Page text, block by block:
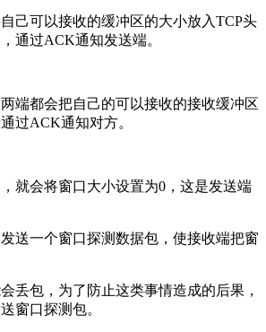
己可以接收的缓冲区的大小放入TCP头
通过ACK通知发送端。
端都会把自己的可以接收的接收缓冲区
过ACK通知对方。
就会将窗口大小设置为0，这是发送端
送一个窗口探测数据包，使接收端把窗
丢包，为了防止这类事情造成的后果，
窗口探测包。